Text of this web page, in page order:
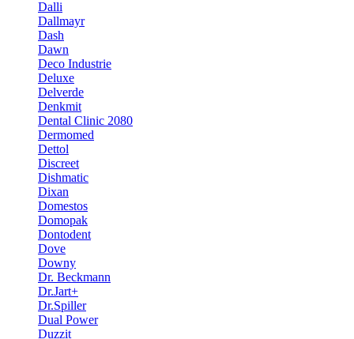
Dalli
Dallmayr
Dash
Dawn
Deco Industrie
Deluxe
Delverde
Denkmit
Dental Clinic 2080
Dermomed
Dettol
Discreet
Dishmatic
Dixan
Domestos
Domopak
Dontodent
Dove
Downy
Dr. Beckmann
Dr.Jart+
Dr.Spiller
Dual Power
Duzzit